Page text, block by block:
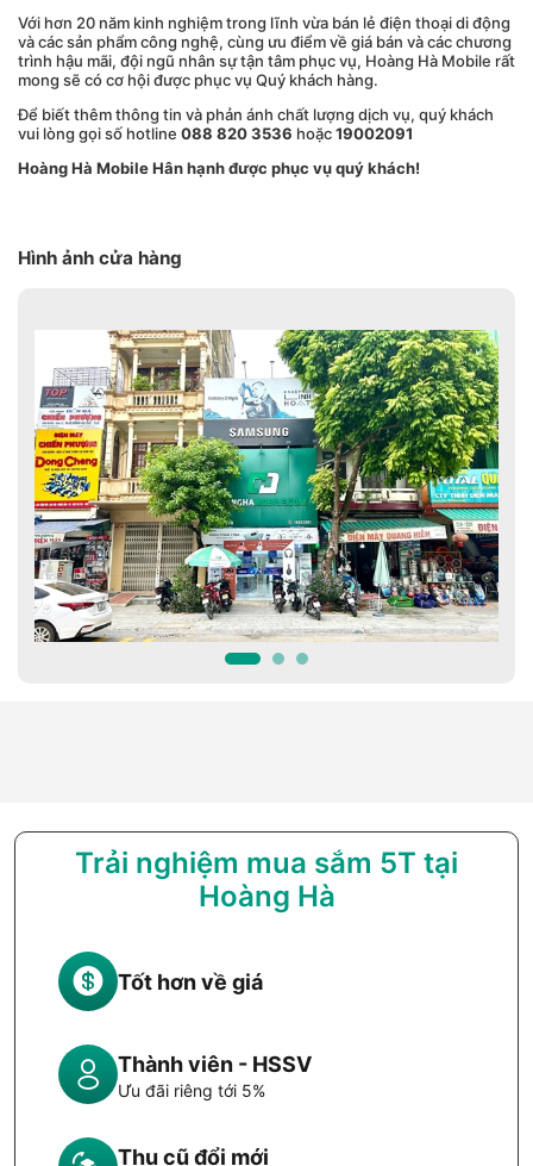
Với hơn 20 năm kinh nghiệm trong lĩnh vừa bán lẻ điện thoại di động
và các sản phẩm công nghệ, cùng ưu điểm về giá bán và các chương
trình hậu mãi, đội ngũ nhân sự tận tâm phục vụ, Hoàng Hà Mobile rất
mong sẽ có cơ hội được phục vụ Quý khách hàng.
Để biết thêm thông tin và phản ánh chất lượng dịch vụ, quý khách
vui lòng gọi số hotline 088 820 3536 hoặc19002091
Hoàng Hà Mobile Hân hạnh được phục vụ quý khách!
Hình ảnh cửa hàng
Trải nghiệm mua sắm 5T tại
Hoàng Hà
Tốt hơn về giá
Thành viên - HSSV
Ưu đãi riêng tới 5%
Thu cũ đổi mới